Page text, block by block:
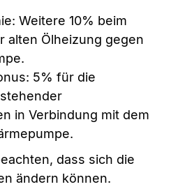
Weitere 10% beim
alten Ölheizung gegen
5% für die
in Verbindung mit dem
dass sich die
ändern können.